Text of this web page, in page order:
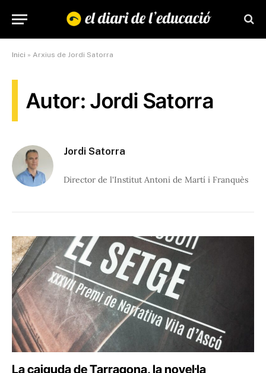
Inici » Arxius de Jordi Satorra
Autor: Jordi Satorra
Jordi Satorra
Director de l'Institut Antoni de Martí i Franquès
La caiguda de Tarragona, la novel·la